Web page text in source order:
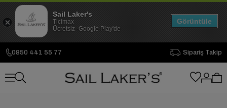
0850 441 55 77 Sipariş Takip
Sail Laker's
Ticimax
Ücretsiz -Google Play'de
Görüntüle